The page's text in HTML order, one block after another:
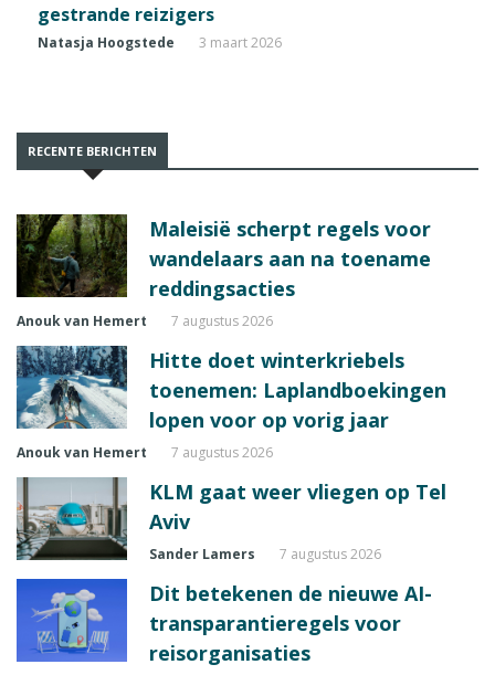
gestrande reizigers
Natasja Hoogstede 3 maart 2026
RECENTE BERICHTEN
Maleisië scherpt regels voor
wandelaars aan na toename
reddingsacties
Anouk van Hemert 7 augustus 2026
Hitte doet winterkriebels
toenemen: Laplandboekingen
lopen voor op vorig jaar
Anouk van Hemert 7 augustus 2026
KLM gaat weer vliegen op Tel
Aviv
Sander Lamers 7 augustus 2026
Dit betekenen de nieuwe AI-
transparantieregels voor
reisorganisaties